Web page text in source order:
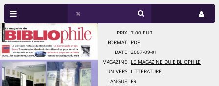
PRIX
7.00 EUR
FORMAT
PDF
DATE
2007-09-01
MAGAZINE
LE MAGAZINE DU BIBLIOPHILE
UNIVERS
LITTÉRATURE
LANGUE
FR